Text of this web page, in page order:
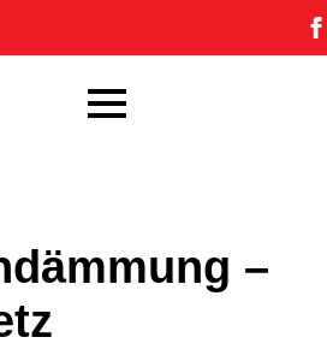
–